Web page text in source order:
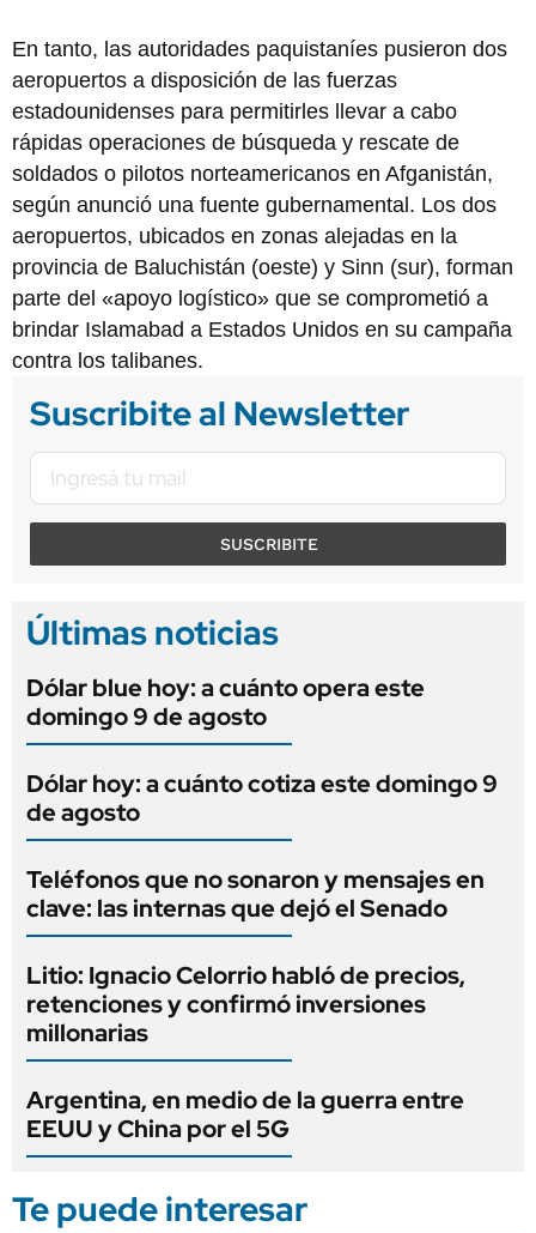
En tanto, las autoridades paquistaníes pusieron dos
aeropuertos a disposición de las fuerzas
estadounidenses para permitirles llevar a cabo
rápidas operaciones de búsqueda y rescate de
soldados o pilotos norteamericanos en Afganistán,
según anunció una fuente gubernamental. Los dos
aeropuertos, ubicados en zonas alejadas en la
provincia de Baluchistán (oeste) y Sinn (sur), forman
parte del «apoyo logístico» que se comprometió a
brindar Islamabad a Estados Unidos en su campaña
contra los talibanes.
Suscribite al Newsletter
SUSCRIBITE
Últimas noticias
Dólar blue hoy: a cuánto opera este
domingo 9 de agosto
Dólar hoy: a cuánto cotiza este domingo 9
de agosto
Teléfonos que no sonaron y mensajes en
clave: las internas que dejó el Senado
Litio: Ignacio Celorrio habló de precios,
retenciones y confirmó inversiones
millonarias
Argentina, en medio de la guerra entre
EEUU y China por el 5G
Te puede interesar